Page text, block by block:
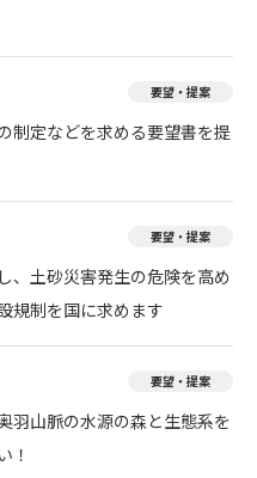
要望・提案
制定などを求める要望書を提
要望・提案
、土砂災害発生の危険を高め
規制を国に求めます
要望・提案
羽山脈の水源の森と生態系を
！